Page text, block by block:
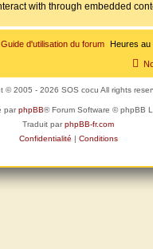
with through embedded
Heures
Guide d'utilisation du forum
© 2005 - 2026 SOS cocu All rights
parphpBB® Forum Software © phpBB
Traduit parphpBB-fr.com
Confidentialité
Conditions